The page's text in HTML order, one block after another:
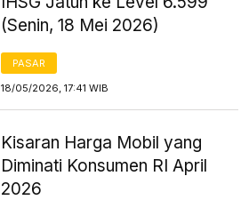
(Senin, 18 Mei 2026)
PASAR
18/05/2026, 17:41 WIB
Kisaran Harga Mobil yang
Diminati Konsumen RI April
2026